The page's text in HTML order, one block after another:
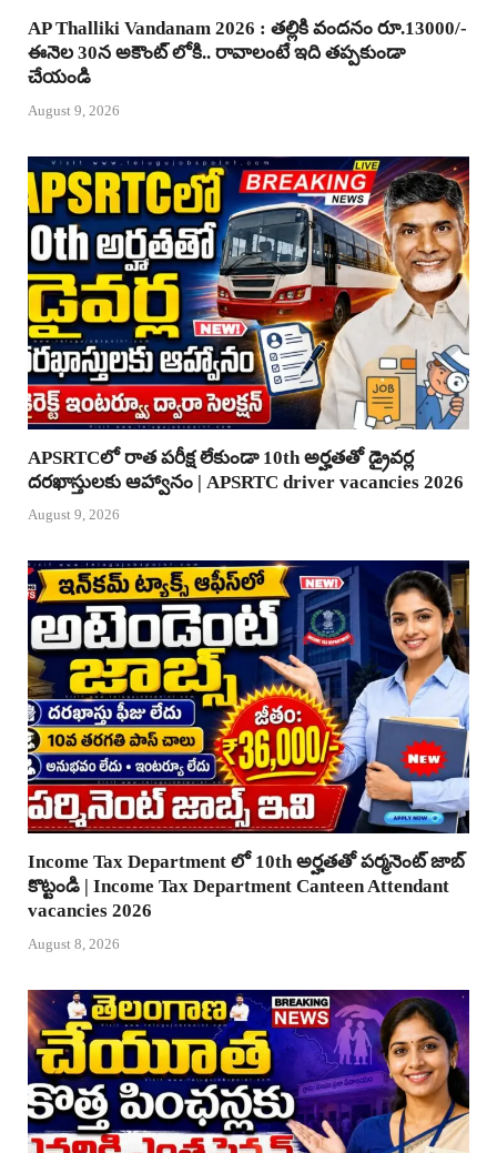
AP Thalliki Vandanam 2026 : తల్లికి వందనం రూ.13000/-
ఈనెల 30న అకౌంట్ లోకి.. రావాలంటే ఇది తప్పకుండా
చేయండి
August 9, 2026
APSRTCలో రాత పరీక్ష లేకుండా 10th అర్హతతో డ్రైవర్ల
దరఖాస్తులకు ఆహ్వానం | APSRTC driver vacancies 2026
August 9, 2026
Income Tax Department లో 10th అర్హతతో పర్మనెంట్ జాబ్
కొట్టండి | Income Tax Department Canteen Attendant
vacancies 2026
August 8, 2026